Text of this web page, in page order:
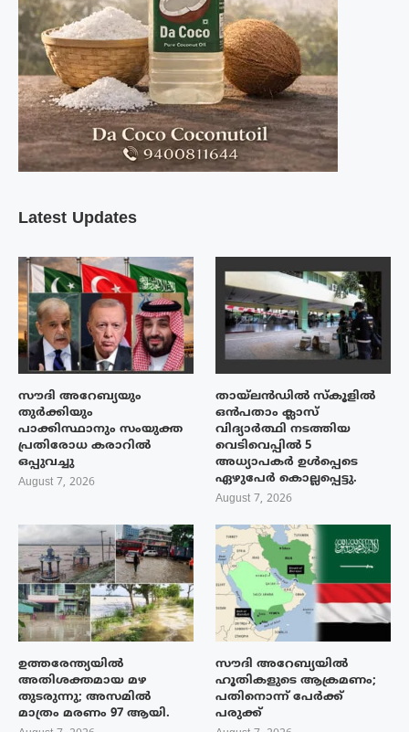
Latest Updates
സൗദി അറേബ്യയും
തുർക്കിയും
പാക്കിസ്ഥാനും സംയുക്ത
പ്രതിരോധ കരാറിൽ
ഒപ്പുവച്ചു
August 7, 2026
തായ്‌ലൻഡിൽ സ്കൂളിൽ
ഒൻപതാം ക്ലാസ്
വിദ്യാർത്ഥി നടത്തിയ
വെടിവെപ്പിൽ 5
അധ്യാപകർ ഉൾപ്പെടെ
ഏഴുപേർ കൊല്ലപ്പെട്ടു.
August 7, 2026
ഉത്തരേന്ത്യയിൽ
അതിശക്തമായ മഴ
തുടരുന്നു; അസമിൽ
മാത്രം മരണം 97 ആയി.
സൗദി അറേബ്യയിൽ
ഹൂതികളുടെ ആക്രമണം;
പതിനൊന്ന് പേർക്ക്
പരുക്ക്